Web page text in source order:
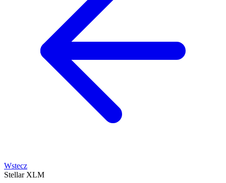
Wstecz
StellarXLM